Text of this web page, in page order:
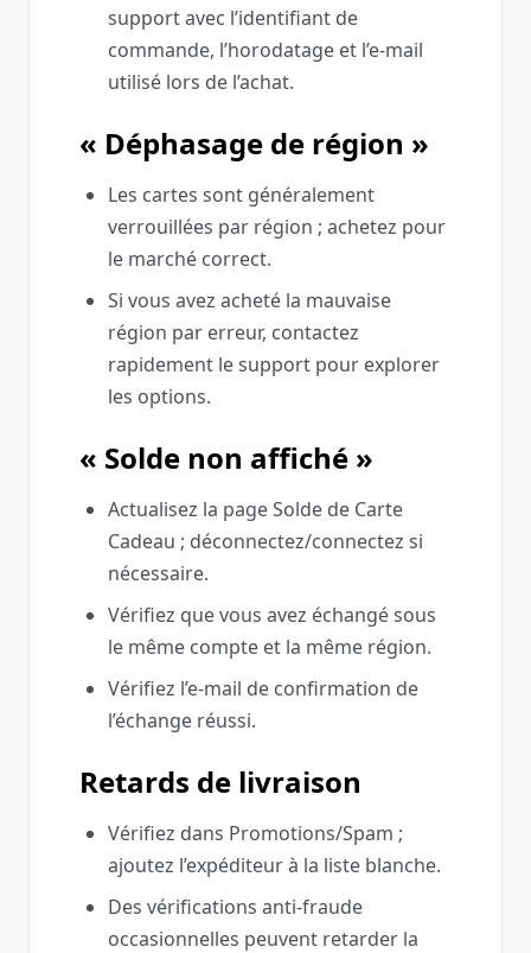
support avec l’identifiant de
commande, l’horodatage et l’e‑mail
utilisé lors de l’achat.
« Déphasage de région »
Les cartes sont généralement
verrouillées par région ; achetez pour
le marché correct.
Si vous avez acheté la mauvaise
région par erreur, contactez
rapidement le support pour explorer
les options.
« Solde non affiché »
Actualisez la page Solde de Carte
Cadeau ; déconnectez/connectez si
nécessaire.
Vérifiez que vous avez échangé sous
le même compte et la même région.
Vérifiez l’e‑mail de confirmation de
l’échange réussi.
Retards de livraison
Vérifiez dans Promotions/Spam ;
ajoutez l’expéditeur à la liste blanche.
Des vérifications anti‑fraude
occasionnelles peuvent retarder la